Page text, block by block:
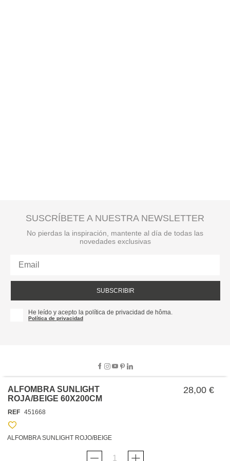
ALFOMBRA SUNLIGHT
ROJA/BEIGE 60X200CM
28,00 €
REF 451668
ALFOMBRA SUNLIGHT ROJO/BEIGE
SUSCRÍBETE A NUESTRA NEWSLETTER
No pierdas la inspiración, mantente al día de todas las
novedades exclusivas
SUBSCRIBIR
He leído y acepto la política de privacidad de hôma.
Política de privacidad
TRABAJA CON NOSOTROS
TARJETA HAPPY
POLÍTICAS
PROTECCIÓN DE DATOS